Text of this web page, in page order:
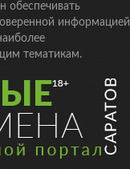
обеспечивать
информацией
тематикам.